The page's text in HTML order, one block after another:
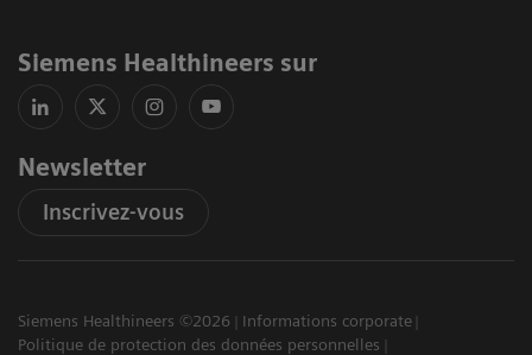
Siemens Healthineers sur
Newsletter
Inscrivez-vous
Siemens Healthineers ©2026
Informations corporate
Politique de protection des données personnelles